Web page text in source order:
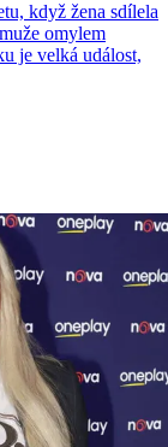
když žena sdílela
omylem
je velká událost,